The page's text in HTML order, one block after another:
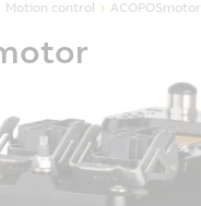
Motion control ACOPOSmotor